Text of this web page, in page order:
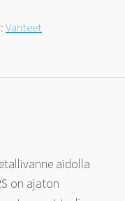
Vanteet
aidolla
on ajaton